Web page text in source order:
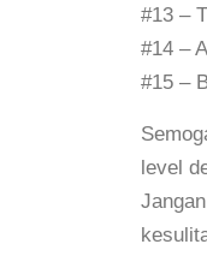
#13 –
#14 –
#15 –
level